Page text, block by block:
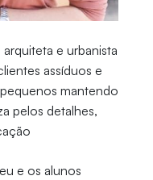
arquiteta e urbanista
assíduos e
mantendo
pelos detalhes,
e os alunos